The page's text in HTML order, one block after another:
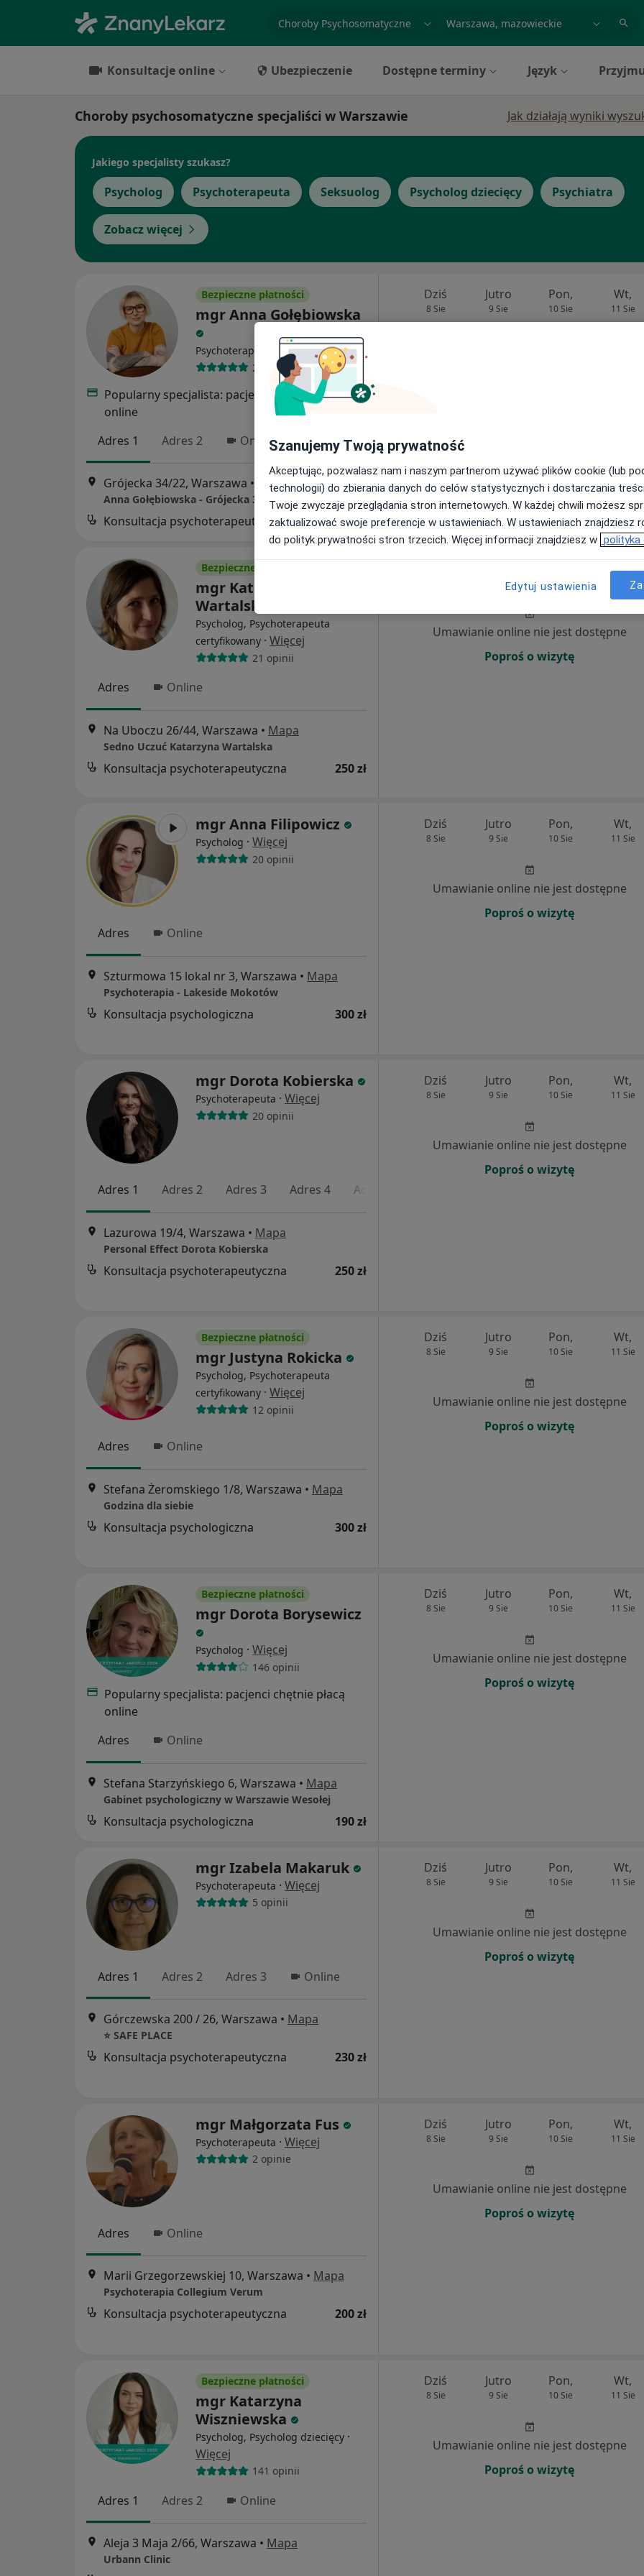
Konsultacje online Ubezpieczenie Dostępne terminy Język
Choroby psychosomatyczne specjaliści w Warszawie Jak działają wyniki
Jakiego specjalisty szukasz?
Psycholog Psychoterapeuta Seksuolog Psycholog dziecięcy Psychiatra
Zobacz więcej
Bezpieczne płatności
mgr Anna Gołębiowska
Psychoterapeuta Więcej
28 opinii
Popularny specjalista: pacjenci chętnie płacą
online
Adres 1
Adres 2 Online
Grójecka 34/22, Warszawa • Mapa
Anna Gołębiowska - Grójecka 34
Konsultacja psychoterapeutyczna 220 zł
Dziś
8 Sie
Jutro
9 Sie
Pon,
10 Sie
Wt,
11 Sie
Bezpieczne płatności
mgr Katarzyna
Wartalska
Psycholog, Psychoterapeuta
certyfikowany · Więcej
21 opinii
Adres Online
Na Uboczu 26/44, Warszawa • Mapa
Sedno Uczuć Katarzyna Wartalska
Konsultacja psychoterapeutyczna 250 zł
9 Sie 10 Sie
Wt,
11 Sie
Umawianie online nie jest dostępne
Poproś o wizytę
mgr Anna Filipowicz
Psycholog · Więcej
20 opinii
Adres Online
Szturmowa 15 lokal nr 3, Warszawa • Mapa
Psychoterapia - Lakeside Mokotów
Konsultacja psychologiczna 300 zł
Dziś
8 Sie
Jutro
9 Sie
Pon,
10 Sie
Wt,
11 Sie
Umawianie online nie jest dostępne
Poproś o wizytę
mgr Dorota Kobierska
Psychoterapeuta · Więcej
20 opinii
Adres 1 Adres 2 Adres 3 Adres 4 Adres 5
Lazurowa 19/4, Warszawa • Mapa
Personal Effect Dorota Kobierska
Konsultacja psychoterapeutyczna 250 zł
Dziś
8 Sie
Jutro
9 Sie
Pon,
10 Sie
Wt,
11 Sie
Umawianie online nie jest dostępne
Poproś o wizytę
Bezpieczne płatności
mgr Justyna Rokicka
Psycholog, Psychoterapeuta
certyfikowany · Więcej
12 opinii
Adres Online
Stefana Żeromskiego 1/8, Warszawa • Mapa
Godzina dla siebie
Konsultacja psychologiczna 300 zł
Dziś
8 Sie
Jutro
9 Sie
Pon,
10 Sie
Wt,
11 Sie
Umawianie online nie jest dostępne
Poproś o wizytę
Bezpieczne płatności
mgr Dorota Borysewicz
Psycholog · Więcej
146 opinii
Popularny specjalista: pacjenci chętnie płacą
online
Adres
Online
Stefana Starzyńskiego 6, Warszawa • Mapa
Gabinet psychologiczny w Warszawie Wesołej
Konsultacja psychologiczna 190 zł
Dziś
8 Sie
Jutro
9 Sie
Pon,
10 Sie
Wt,
11 Sie
Umawianie online nie jest dostępne
Poproś o wizytę
mgr Izabela Makaruk
Psychoterapeuta · Więcej
5 opinii
Adres 1 Adres 2 Adres 3 Online
Górczewska 200 / 26, Warszawa • Mapa
⭐️ SAFE PLACE
Konsultacja psychoterapeutyczna 230 zł
Dziś
8 Sie
Jutro
9 Sie
Pon,
10 Sie
Wt,
11 Sie
Umawianie online nie jest dostępne
Poproś o wizytę
mgr Małgorzata Fus
Psychoterapeuta · Więcej
2 opinie
Adres Online
Marii Grzegorzewskiej 10, Warszawa • Mapa
Psychoterapia Collegium Verum
Konsultacja psychoterapeutyczna 200 zł
Dziś
8 Sie
Jutro
9 Sie
Pon,
10 Sie
Wt,
11 Sie
Umawianie online nie jest dostępne
Poproś o wizytę
Bezpieczne płatności
mgr Katarzyna
Wiszniewska
Psycholog, Psycholog dziecięcy ·
Więcej
141 opinii
Adres 1 Adres 2 Online
Aleja 3 Maja 2/66, Warszawa • Mapa
Urbann Clinic
Dziś
8 Sie
Jutro
9 Sie
Pon,
10 Sie
Wt,
11 Sie
Umawianie online nie jest dostępne
Poproś o wizytę
Szanujemy Twoją prywatność
Akceptując, pozwalasz nam i naszym partnerom używać plików cookie (lub
technologii) do zbierania danych do celów statystycznych i dostarczania
Twoje zwyczaje przeglądania stron internetowych. W każdej chwili możesz
zaktualizować swoje preferencje w ustawieniach. W ustawieniach znajdziesz
do polityk prywatności stron trzecich. Więcej informacji znajdziesz w polityka
Edytuj ustawienia